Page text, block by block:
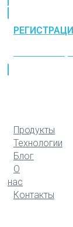
Продукты
Технологии
Блог
О
нас
Контакты